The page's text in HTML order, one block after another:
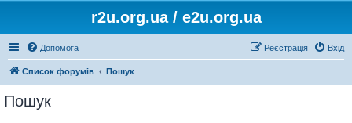
r2u.org.ua / e2u.org.ua
Допомога Вхід
Реєстрація
Список форумів Пошук
Пошук